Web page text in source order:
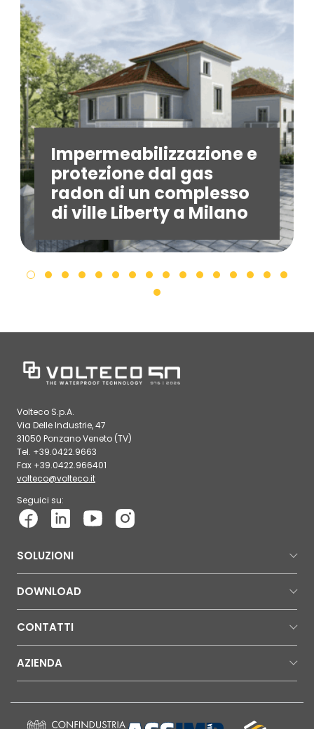
Impermeabilizzazione e
protezione dal gas
radon di un complesso
di ville Liberty a Milano
Volteco S.p.A.
Via Delle Industrie, 47
31050 Ponzano Veneto (TV)
Tel. +39.0422.9663
Fax +39.0422.966401
volteco@volteco.it
Seguici su:
SOLUZIONI
DOWNLOAD
CONTATTI
AZIENDA